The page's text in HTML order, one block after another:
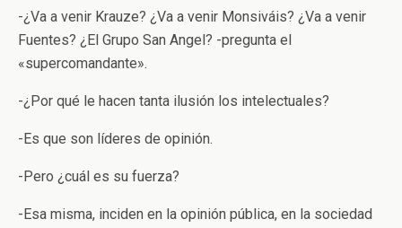
-¿Va a venir Krauze? ¿Va a venir Monsiváis? ¿Va a venir
Fuentes? ¿El Grupo San Angel? -pregunta el
«supercomandante».
-¿Por qué le hacen tanta ilusión los intelectuales?
-Es que son líderes de opinión.
-Pero ¿cuál es su fuerza?
-Esa misma, inciden en la opinión pública, en la sociedad